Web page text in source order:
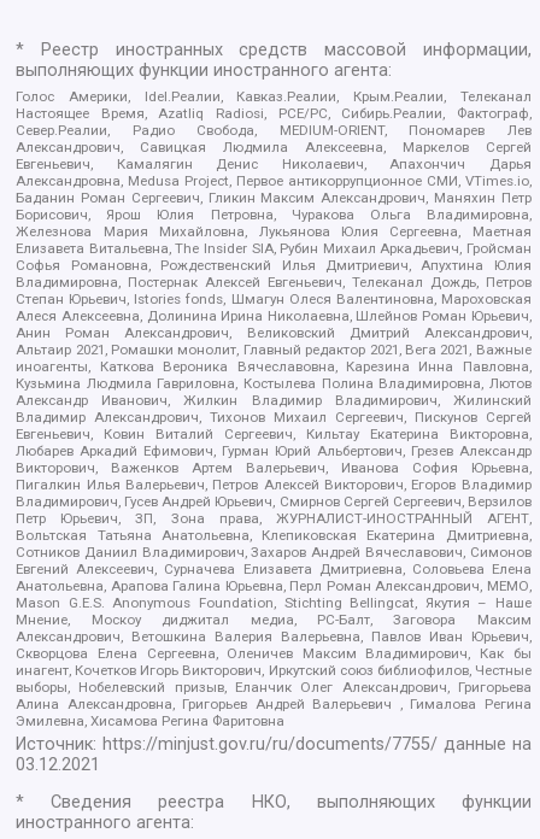
* Реестр иностранных средств массовой информации,
выполняющих функции иностранного агента:
Голос Америки, Idel.Реалии, Кавказ.Реалии, Крым.Реалии, Телеканал
Настоящее Время, Azatliq Radiosi, PCE/PC, Сибирь.Реалии, Фактограф,
Север.Реалии, Радио Свобода, MEDIUM-ORIENT, Пономарев Лев
Александрович, Савицкая Людмила Алексеевна, Маркелов Сергей
Евгеньевич, Камалягин Денис Николаевич, Апахончич Дарья
Александровна, Medusa Project, Первое антикоррупционное СМИ, VTimes.io,
Баданин Роман Сергеевич, Гликин Максим Александрович, Маняхин Петр
Борисович, Ярош Юлия Петровна, Чуракова Ольга Владимировна,
Железнова Мария Михайловна, Лукьянова Юлия Сергеевна, Маетная
Елизавета Витальевна, The Insider SIA, Рубин Михаил Аркадьевич, Гройсман
Софья Романовна, Рождественский Илья Дмитриевич, Апухтина Юлия
Владимировна, Постернак Алексей Евгеньевич, Телеканал Дождь, Петров
Степан Юрьевич, Istories fonds, Шмагун Олеся Валентиновна, Мароховская
Алеся Алексеевна, Долинина Ирина Николаевна, Шлейнов Роман Юрьевич,
Анин Роман Александрович, Великовский Дмитрий Александрович,
Альтаир 2021, Ромашки монолит, Главный редактор 2021, Вега 2021, Важные
иноагенты, Каткова Вероника Вячеславовна, Карезина Инна Павловна,
Кузьмина Людмила Гавриловна, Костылева Полина Владимировна, Лютов
Александр Иванович, Жилкин Владимир Владимирович, Жилинский
Владимир Александрович, Тихонов Михаил Сергеевич, Пискунов Сергей
Евгеньевич, Ковин Виталий Сергеевич, Кильтау Екатерина Викторовна,
Любарев Аркадий Ефимович, Гурман Юрий Альбертович, Грезев Александр
Викторович, Важенков Артем Валерьевич, Иванова София Юрьевна,
Пигалкин Илья Валерьевич, Петров Алексей Викторович, Егоров Владимир
Владимирович, Гусев Андрей Юрьевич, Смирнов Сергей Сергеевич, Верзилов
Петр Юрьевич, ЗП, Зона права, ЖУРНАЛИСТ-ИНОСТРАННЫЙ АГЕНТ,
Вольтская Татьяна Анатольевна, Клепиковская Екатерина Дмитриевна,
Сотников Даниил Владимирович, Захаров Андрей Вячеславович, Симонов
Евгений Алексеевич, Сурначева Елизавета Дмитриевна, Соловьева Елена
Анатольевна, Арапова Галина Юрьевна, Перл Роман Александрович, МЕМО,
Mason G.E.S. Anonymous Foundation, Stichting Bellingcat, Якутия – Наше
Мнение, Москоу диджитал медиа, РС-Балт, Заговора Максим
Александрович, Ветошкина Валерия Валерьевна, Павлов Иван Юрьевич,
Скворцова Елена Сергеевна, Оленичев Максим Владимирович, Как бы
инагент, Кочетков Игорь Викторович, Иркутский союз библиофилов, Честные
выборы, Нобелевский призыв, Еланчик Олег Александрович, Григорьева
Алина Александровна, Григорьев Андрей Валерьевич , Гималова Регина
Эмилевна, Хисамова Регина Фаритовна
Источник: https://minjust.gov.ru/ru/documents/7755/ данные на
03.12.2021
* Сведения реестра НКО, выполняющих функции
иностранного агента: